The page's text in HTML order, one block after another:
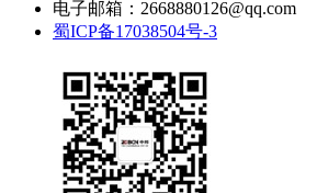
电子邮箱：2668880126@qq.com
蜀ICP备17038504号-3